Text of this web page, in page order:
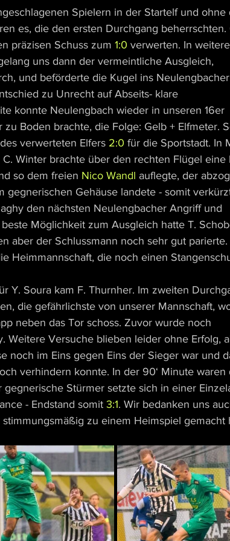
Spielern in der Startelf und ohne
es, die den ersten Durchgang beherrschten.
präzisen Schuss zum 1:0 verwerten. In
uns dann der vermeintliche Ausgleich,
und beförderte die Kugel ins
zu Unrecht auf Abseits- klare
konnte Neulengbach wieder in unseren 16er
Boden brachte, die Folge: Gelb + Elfmeter.
verwerteten Elfers 2:0 für die Sportstadt. In
Winter brachte über den rechten Flügel eine
so dem freien Nico Wandl auflegte, der
gegnerischen Gehäuse landete - somit
den nächsten Neulengbacher Angriff und
Möglichkeit zum Ausgleich hatte T.
aber der Schlussmann noch sehr gut
Heimmannschaft, die noch einen
Y. Soura kam F. Thurnher. Im zweiten
die gefährlichste von unserer Mannschaft,
neben das Tor schoss. Zuvor wurde noch
Weitere Versuche blieben leider ohne Erfolg,
noch im Eins gegen Eins der Sieger war und
verhindern konnte. In der 90‘ Minute waren
Stürmer setzte sich in einer
- Endstand somit 3:1. Wir bedanken uns
zu einem Heimspiel gemacht